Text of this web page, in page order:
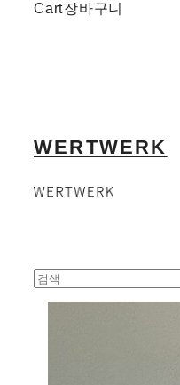
Cart장바구니
WERTWERK